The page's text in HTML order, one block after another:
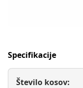
Specifikacije
Število kosov: